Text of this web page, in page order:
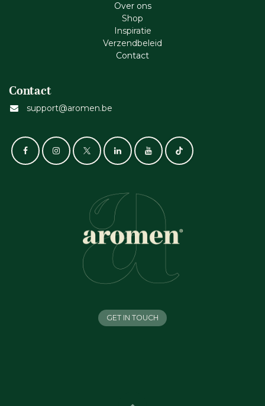
Ove​r​ ons
Shop
Inspiratie
Verzendbeleid
Cont​act
Contact
support@aromen.be
GET IN TOUCH